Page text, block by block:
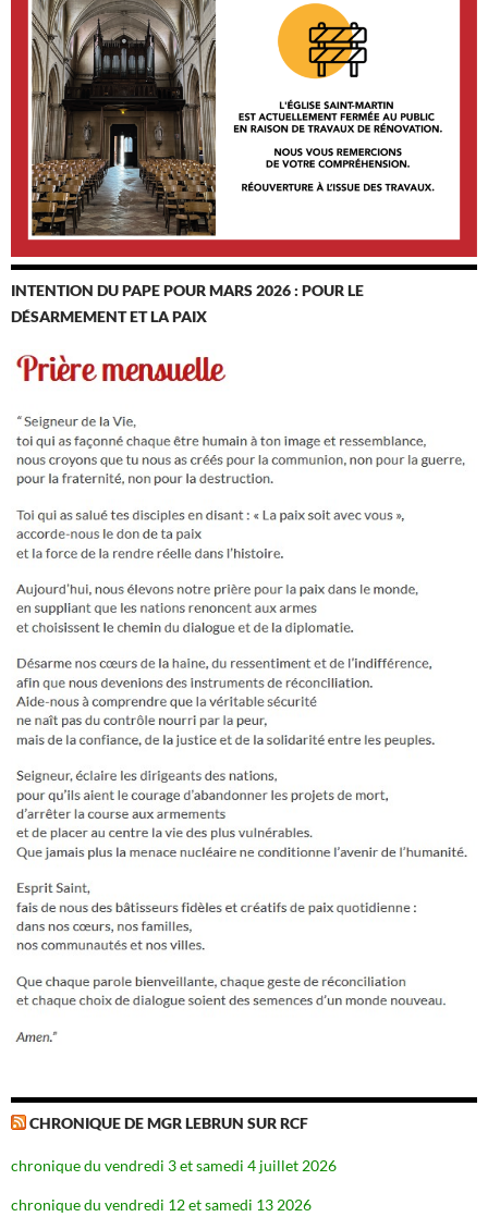
INTENTION DU PAPE POUR MARS 2026 : POUR LE
DÉSARMEMENT ET LA PAIX
CHRONIQUE DE MGR LEBRUN SUR RCF
chronique du vendredi 3 et samedi 4 juillet 2026
chronique du vendredi 12 et samedi 13 2026